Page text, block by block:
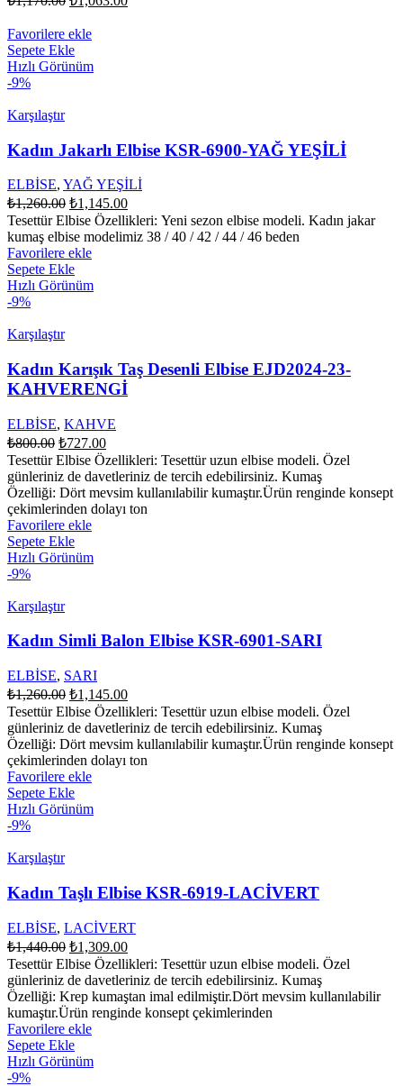
₺1,170.00.
Favorilere ekle
Sepete Ekle
Hızlı Görünüm
-9%
Karşılaştır
Kadın Jakarlı Elbise KSR-6900-YAĞ YEŞİLİ
ELBİSE, YAĞ YEŞİLİ
₺1,260.00 Orijinal
fiyat:
₺1,260.00.
₺1,145.00Şu
andaki
fiyat:
Tesettür Elbise Özellikleri: Yeni sezon elbise modeli. Kadın jakar
kumaş elbise modelimiz 38 / 40 / 42 / 44 / 46 beden
Favorilere ekle
Sepete Ekle
Hızlı Görünüm
-9%
Karşılaştır
Kadın Karışık Taş Desenli Elbise EJD2024-23-
KAHVERENGİ
ELBİSE, KAHVE
₺800.00 Orijinal
fiyat:
₺800.00.
₺727.00Şu
andaki
fiyat:
₺727.00.
Tesettür Elbise Özellikleri: Tesettür uzun elbise modeli. Özel
günleriniz de davetleriniz de tercih edebilirsiniz. Kumaş
Özelliği: Dört mevsim kullanılabilir kumaştır.Ürün renginde konsept
çekimlerinden dolayı ton
Favorilere ekle
Sepete Ekle
Hızlı Görünüm
-9%
Karşılaştır
Kadın Simli Balon Elbise KSR-6901-SARI
ELBİSE, SARI
₺1,260.00 Orijinal
fiyat:
₺1,260.00.
₺1,145.00Şu
andaki
fiyat:
₺1,145.00.
Tesettür Elbise Özellikleri: Tesettür uzun elbise modeli. Özel
günleriniz de davetleriniz de tercih edebilirsiniz. Kumaş
Özelliği: Dört mevsim kullanılabilir kumaştır.Ürün renginde konsept
çekimlerinden dolayı ton
Favorilere ekle
Sepete Ekle
Hızlı Görünüm
-9%
Karşılaştır
Kadın Taşlı Elbise KSR-6919-LACİVERT
ELBİSE, LACİVERT
₺1,440.00 Orijinal
fiyat:
₺1,440.00.
₺1,309.00Şu
andaki
fiyat:
₺1,309.00.
Tesettür Elbise Özellikleri: Tesettür uzun elbise modeli. Özel
günleriniz de davetleriniz de tercih edebilirsiniz. Kumaş
Özelliği: Krep kumaştan imal edilmiştir.Dört mevsim kullanılabilir
kumaştır.Ürün renginde konsept çekimlerinden
Favorilere ekle
Sepete Ekle
Hızlı Görünüm
-9%